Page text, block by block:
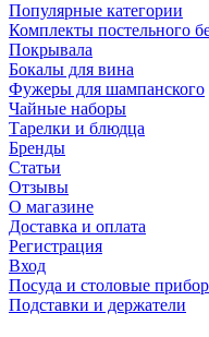
Популярные категории
Комплекты постельного
Покрывала
Бокалы для вина
Фужеры для шампанского
Чайные наборы
Тарелки и блюдца
Бренды
Статьи
Отзывы
О магазине
Доставка и оплата
Регистрация
Вход
Посуда и столовые
Подставки и держатели